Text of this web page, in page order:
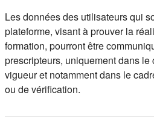
Les données des utilisateurs qui
plateforme, visant à prouver la
formation, pourront être
prescripteurs, uniquement dans
vigueur et notamment dans le
ou de vérification.